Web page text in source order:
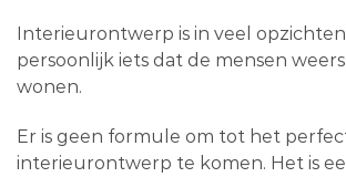
Interieurontwerp is in veel
persoonlijk iets dat de mensen
wonen.
Er is geen formule om tot het
interieurontwerp te komen. Het is